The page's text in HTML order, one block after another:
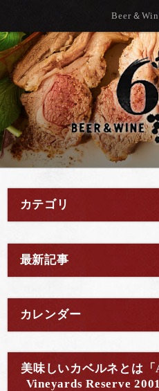
Beer＆
カテゴリ
最新記事
カレンダー
美味しいカベルネとは
Vineyards Reserve